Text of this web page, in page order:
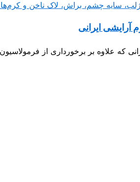
آرایشی ایرانی
که علاوه بر برخورداری از